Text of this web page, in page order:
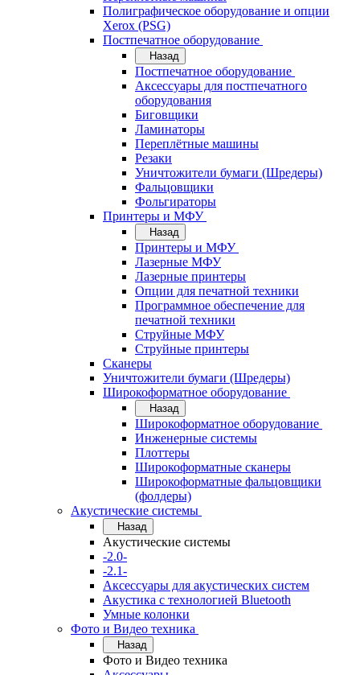
Полиграфическое оборудование и опции
Xerox (PSG)
Постпечатное оборудование
Назад
Постпечатное оборудование
Аксессуары для постпечатного
оборудования
Биговщики
Ламинаторы
Переплётные машины
Резаки
Уничтожители бумаги (Шредеры)
Фальцовщики
Фольгираторы
Принтеры и МФУ
Назад
Принтеры и МФУ
Лазерные МФУ
Лазерные принтеры
Опции для печатной техники
Программное обеспечение для
печатной техники
Струйные МФУ
Струйные принтеры
Сканеры
Уничтожители бумаги (Шредеры)
Широкоформатное оборудование
Назад
Широкоформатное оборудование
Инженерные системы
Плоттеры
Широкоформатные сканеры
Широкоформатные фальцовщики
(фолдеры)
Акустические системы
Назад
Акустические системы
-2.0-
-2.1-
Аксессуары для акустических систем
Акустика с технологией Bluetooth
Умные колонки
Фото и Видео техника
Назад
Фото и Видео техника